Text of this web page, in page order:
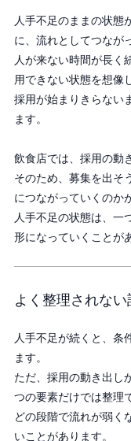
人手不足のままの状態
に、流れとしてつなが
人が来ない時間が長く
用できない状態を想像
採用が始まりきらない
ます。
飲食店では、採用の動
そのため、募集を出そ
につながっていくのか
人手不足の状態は、一
形になっていくことが
よく整理されない
人手不足が続くと、条
ます。
ただ、採用の動き出し
つの要素だけでは整理
どの段階で流れが弱く
いことがあります。